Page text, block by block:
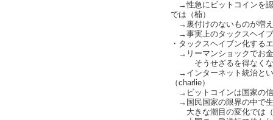
→性急にビットコインを認
では（楠）
→裏付けのないものが増え
→事実上のタックスヘイ
・タックスヘイブン化する
→リーマンショックでお
そうせざるを得なくな
→インターネット統治とい
（charlie）
→ビットコインは国家の
→国民国家の限界の中で
大きな潮目の変化では（